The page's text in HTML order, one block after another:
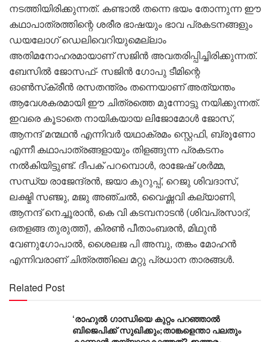
നടത്തിയിരിക്കുന്നത്. കണ്ടാൽ തന്നെ ഭയം തോന്നുന്ന ഈ
കഥാപാത്രത്തിന്റെ ശരീര ഭാഷയും ഭാവ പ്രകടനങ്ങളും
ഡയലോഗ് ഡെലിവെറിയുമെല്ലാം
അതിമനോഹരമായാണ് സജിൻ അവതരിപ്പിച്ചിരിക്കുന്നത്.
ബേസിൽ ജോസഫ്- സജിൻ ഗോപു ടീമിന്റെ
ഓൺസ്‌ക്രീൻ രസതന്ത്രം തന്നെയാണ് അത്യന്തം
ആവേശകരമായി ഈ ചിത്രത്തെ മുന്നോട്ടു നയിക്കുന്നത്.
ഇവരെ കൂടാതെ നായികയായ ലിജോമോൾ ജോസ്,
ആനന്ദ് മന്മഥൻ എന്നിവർ യഥാക്രമം സ്റ്റെഫി, ബ്രൂണോ
എന്നീ കഥാപാത്രങ്ങളായും തിളങ്ങുന്ന പ്രകടനം
നൽകിയിട്ടുണ്ട്. ദീപക് പറമ്പൊൾ, രാജേഷ് ശർമ്മ,
സന്ധ്യ രാജേന്ദ്രൻ, ജയാ കുറുപ്പ്, റെജു ശിവദാസ്,
ലക്ഷ്മി സഞ്ജു, മജു അഞ്ചൽ, വൈഷ്ണവി കല്യാണി,
ആനന്ദ് നെച്ചൂരാൻ, കെ വി കടമ്പനാടൻ (ശിവപ്രസാദ്,
ഒതളങ്ങ തുരുത്ത്), കിരൺ പീതാംബരൻ, മിഥുൻ
വേണുഗോപാൽ, ശൈലജ പി അമ്പു, തങ്കം മോഹൻ
എന്നിവരാണ് ചിത്രത്തിലെ മറ്റു പ്രധാന താരങ്ങൾ.
Related Post
‘രാഹുൽ ഗാന്ധിയെ കുറ്റം പറഞ്ഞാൽ
ബിജെപിക്ക് സുഖിക്കും;താങ്കളെന്താ പലതും